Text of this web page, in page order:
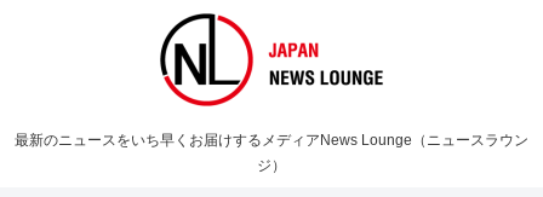
最新のニュースをいち早くお届けするメディアNews Lounge（ニュースラウン
ジ）